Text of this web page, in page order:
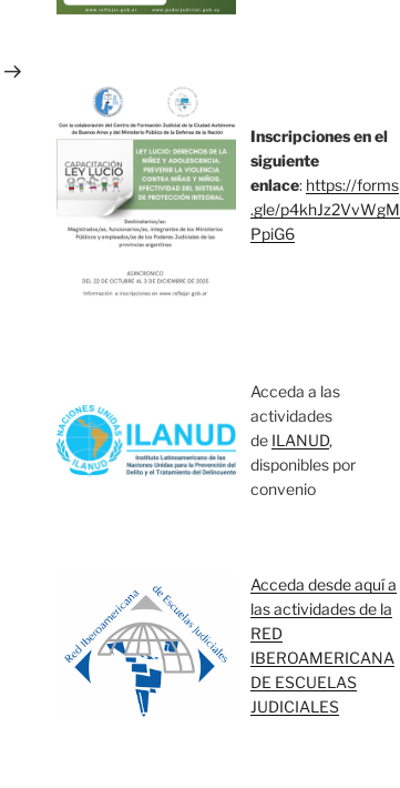
Siguiente
Inscripciones en el
siguiente
enlace: https://forms
.gle/p4khJz2VvWgM
PpiG6
Acceda a las
actividades
de ILANUD,
disponibles por
convenio
Acceda desde aquí a
las actividades de la
RED
IBEROAMERICANA
DE ESCUELAS
JUDICIALES